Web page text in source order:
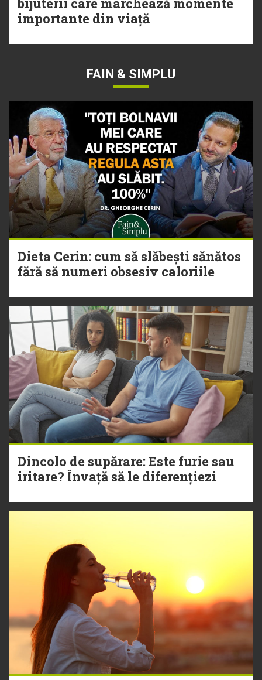
importante din viață
FAIN & SIMPLU
Dieta Cerin: cum să slăbești sănătos
fără să numeri obsesiv caloriile
Dincolo de supărare: Este furie sau
iritare? Învață să le diferențiezi